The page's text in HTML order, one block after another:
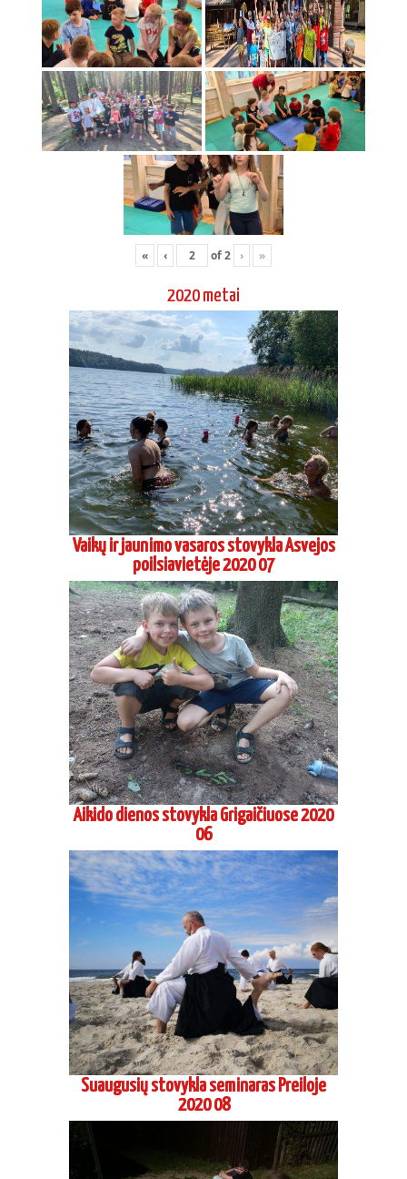
« ‹ of2 › »
2020 metai
Vaikų ir jaunimo vasaros stovykla Asvejos
poilsiavietėje 2020 07
Aikido dienos stovykla Grigaičiuose 2020
06
Suaugusių stovykla seminaras Preiloje
2020 08